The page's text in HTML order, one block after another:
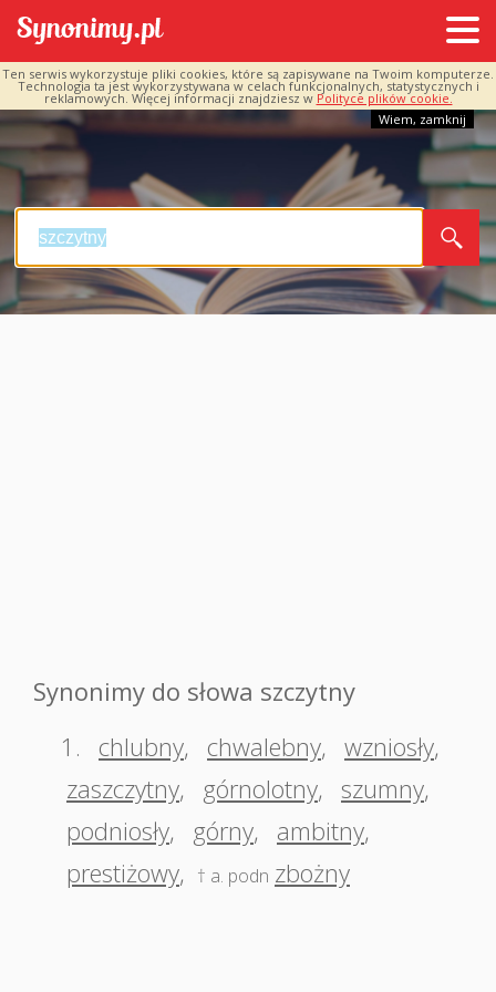
Ten serwis wykorzystuje pliki cookies, które są zapisywane na Twoim komputerze.
Technologia ta jest wykorzystywana w celach funkcjonalnych, statystycznych i
reklamowych. Więcej informacji znajdziesz w Polityce plików cookie.
Wiem, zamknij
Synonimy do słowa szczytny
1.
chlubny, chwalebny, wzniosły,
zaszczytny, górnolotny, szumny,
podniosły, górny, ambitny,
prestiżowy, † a. podn zbożny